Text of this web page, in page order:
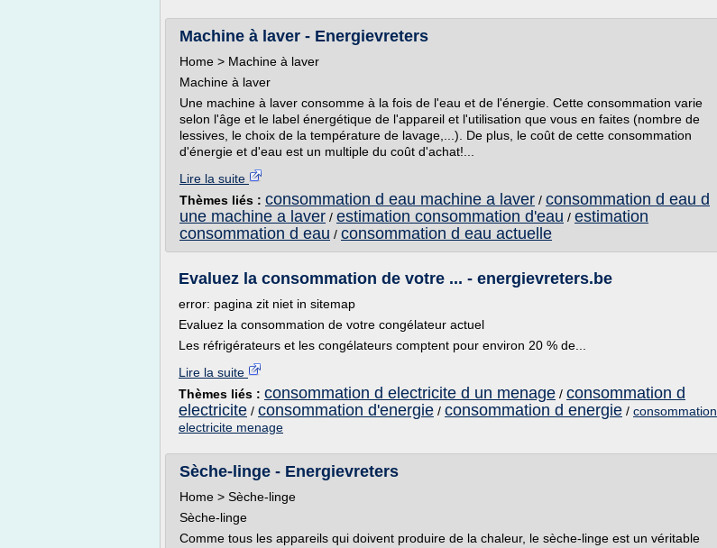
Machine à laver - Energievreters
Home > Machine à laver
Machine à laver
Une machine à laver consomme à la fois de l'eau et de l'énergie. Cette consommation varie
selon l'âge et le label énergétique de l'appareil et l'utilisation que vous en faites (nombre de
lessives, le choix de la température de lavage,...). De plus, le coût de cette consommation
d'énergie et d'eau est un multiple du coût d'achat!...
Lire la suite
Thèmes liés : consommation d eau machine a laver / consommation d eau d
une machine a laver / estimation consommation d'eau / estimation
consommation d eau / consommation d eau actuelle
Evaluez la consommation de votre ... - energievreters.be
error: pagina zit niet in sitemap
Evaluez la consommation de votre congélateur actuel
Les réfrigérateurs et les congélateurs comptent pour environ 20 % de...
Lire la suite
Thèmes liés : consommation d electricite d un menage / consommation d
electricite / consommation d'energie / consommation d energie / consommation
electricite menage
Sèche-linge - Energievreters
Home > Sèche-linge
Sèche-linge
Comme tous les appareils qui doivent produire de la chaleur, le sèche-linge est un véritable